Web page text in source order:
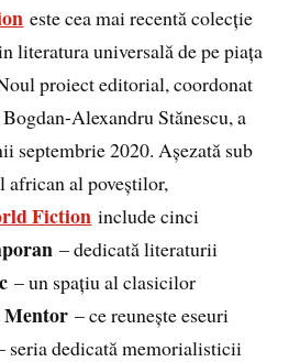
este cea mai recentă colecție
literatura universală de pe piața
proiect editorial, coordonat
Alexandru Stănescu, a
septembrie 2020. Așezată sub
african al poveștilor,
Fiction include cinci
– dedicată literaturii
– un spațiu al clasicilor
Mentor – ce reunește eseuri
seria dedicată memorialisticii